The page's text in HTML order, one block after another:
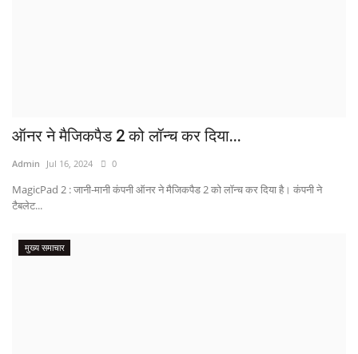
ऑनर ने मैजिकपैड 2 को लॉन्च कर दिया...
Admin Jul 16, 2024 0
MagicPad 2 : जानी-मानी कंपनी ऑनर ने मैजिकपैड 2 को लॉन्च कर दिया है। कंपनी ने
टैबलेट...
मुख्य समाचार